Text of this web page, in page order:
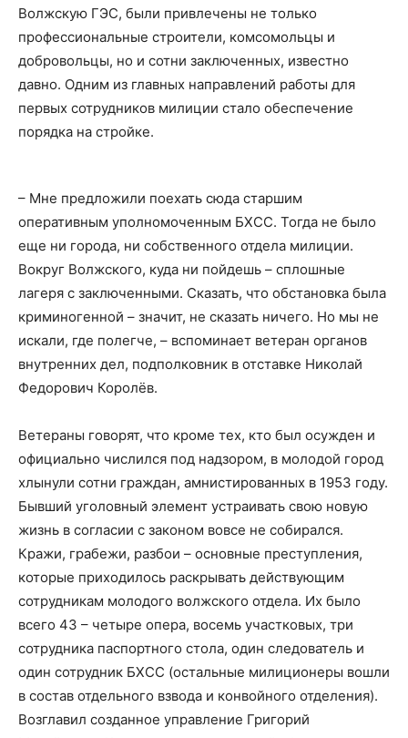
Волжскую ГЭС, были привлечены не только
профессиональные строители, комсомольцы и
добровольцы, но и сотни заключенных, известно
давно. Одним из главных направлений работы для
первых сотрудников милиции стало обеспечение
порядка на стройке.
– Мне предложили поехать сюда старшим
оперативным уполномоченным БХСС. Тогда не было
еще ни города, ни собственного отдела милиции.
Вокруг Волжского, куда ни пойдешь – сплошные
лагеря с заключенными. Сказать, что обстановка была
криминогенной – значит, не сказать ничего. Но мы не
искали, где полегче, – вспоминает ветеран органов
внутренних дел, подполковник в отставке Николай
Федорович Королёв.
Ветераны говорят, что кроме тех, кто был осужден и
официально числился под надзором, в молодой город
хлынули сотни граждан, амнистированных в 1953 году.
Бывший уголовный элемент устраивать свою новую
жизнь в согласии с законом вовсе не собирался.
Кражи, грабежи, разбои – основные преступления,
которые приходилось раскрывать действующим
сотрудникам молодого волжского отдела. Их было
всего 43 – четыре опера, восемь участковых, три
сотрудника паспортного стола, один следователь и
один сотрудник БХСС (остальные милиционеры вошли
в состав отдельного взвода и конвойного отделения).
Возглавил созданное управление Григорий